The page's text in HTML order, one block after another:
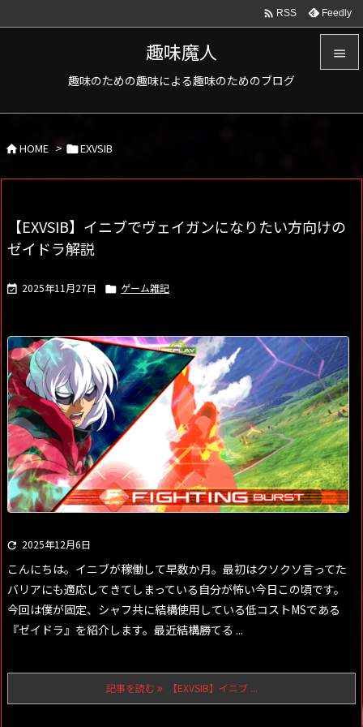
趣味魔人
趣味のための趣味による趣味のためのブログ

次へ
 RSS Feedly
HOME > EXVSIB
【EXVSIB】イニブでヴェイガンになりたい方向けの
ゼイドラ解説
 2025年11月27日  ゲーム雑記
 2025年12月6日
こんにちは。イニブが稼働して早数か月。最初はクソクソ言ってた
バリアにも適応してきてしまっている自分が怖い今日この頃です。
今回は僕が固定、シャフ共に結構使用している低コストMSである
『ゼイドラ』を紹介します。最近結構勝てる ...
記事を読む 【EXVSIB】イニブ ...